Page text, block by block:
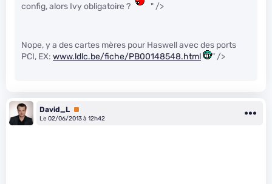
config, alors Ivy obligatoire ?
" />
Nope, y a des cartes mères pour Haswell avec des ports
PCI, EX: www.ldlc.be/fiche/PB00148548.html " />
David_L Premium
Le 02/06/2013 à 12h42